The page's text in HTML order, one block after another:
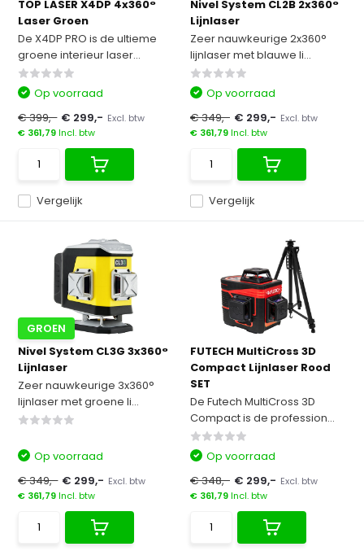
TOP LASER X4DP 4x360°
Laser Groen
De X4DP PRO is de ultieme
groene interieur laser...
Vergelijk
Op voorraad
€ 399,- € 299,- Excl. btw
€ 361,79Incl. btw
Nivel System CL2B 2x360°
Lijnlaser
Zeer nauwkeurige 2x360°
lijnlaser met blauwe li...
Vergelijk
Op voorraad
€ 349,- € 299,- Excl. btw
€ 361,79Incl. btw
GROEN
Nivel System CL3G 3x360°
Lijnlaser
Zeer nauwkeurige 3x360°
lijnlaser met groene li...
Op voorraad
€ 349,- € 299,- Excl. btw
€ 361,79Incl. btw
FUTECH MultiCross 3D
Compact Lijnlaser Rood
SET
De Futech MultiCross 3D
Compact is de profession...
Op voorraad
€ 348,- € 299,- Excl. btw
€ 361,79Incl. btw